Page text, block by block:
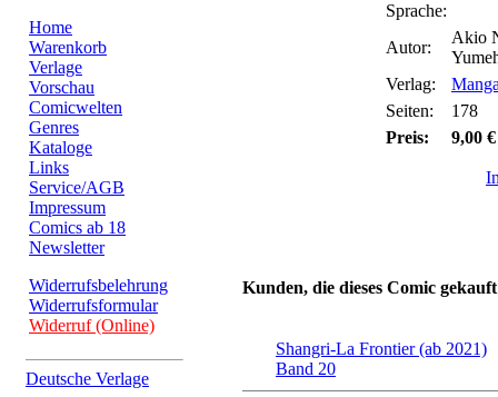
Home
Warenkorb
Verlage
Vorschau
Comicwelten
Genres
Kataloge
Links
Service/AGB
Impressum
Comics ab 18
Newsletter
Widerrufsbelehrung
Widerrufsformular
Widerruf (Online)
Deutsche Verlage
Sprache:
Autor:
Akio
Verlag:
Seiten:
178
Preis:
9,00 €
Kunden, die dieses Comic
Shangri-La Frontier (ab 2021)
Band 20